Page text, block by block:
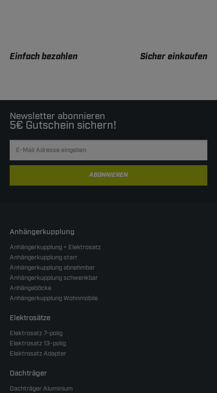
Einfach bezahlen Sicher einkaufen
Newsletter abonnieren
5€ Gutschein sichern!
ABONNIEREN
Anhängerkupplung
Anhängerkupplung + Elektrosatz
Anhängerkupplung starr
Anhängerkupplung abnehmbar
Anhängerkupplung schwenkbar
Anhängeböcke
Anhängerkupplung Wohnmobile
Elektrosätze
Elektrosatz 7-polig
Elektrosatz 13-polig
Elektrosatz Adapter
Dachträger
Dachträger Aluminium